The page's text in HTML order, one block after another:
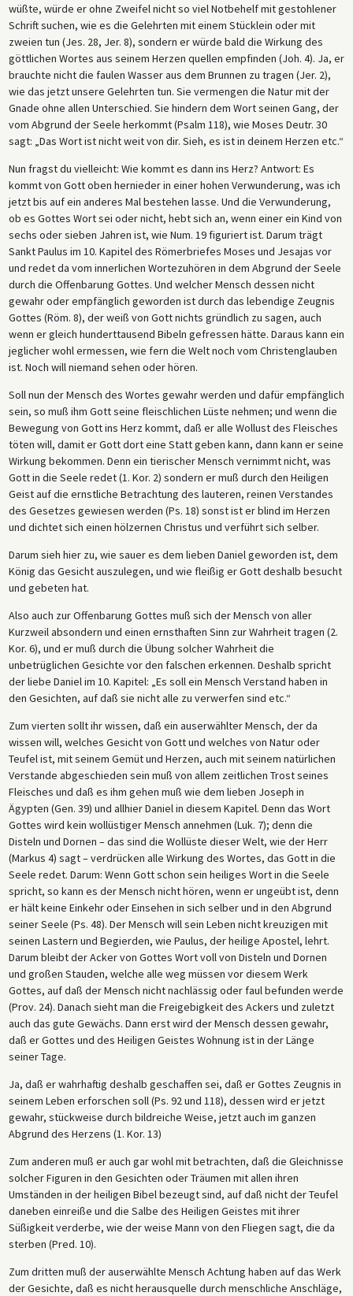
wüßte, würde er ohne Zweifel nicht so viel Notbehelf mit gestohlener
Schrift suchen, wie es die Gelehrten mit einem Stücklein oder mit
zweien tun (Jes. 28, Jer. 8), sondern er würde bald die Wirkung des
göttlichen Wortes aus seinem Herzen quellen empfinden (Joh. 4). Ja, er
brauchte nicht die faulen Wasser aus dem Brunnen zu tragen (Jer. 2),
wie das jetzt unsere Gelehrten tun. Sie vermengen die Natur mit der
Gnade ohne allen Unterschied. Sie hindern dem Wort seinen Gang, der
vom Abgrund der Seele herkommt (Psalm 118), wie Moses Deutr. 30
sagt: „Das Wort ist nicht weit von dir. Sieh, es ist in deinem Herzen etc.“
Nun fragst du vielleicht: Wie kommt es dann ins Herz? Antwort: Es
kommt von Gott oben hernieder in einer hohen Verwunderung, was ich
jetzt bis auf ein anderes Mal bestehen lasse. Und die Verwunderung,
ob es Gottes Wort sei oder nicht, hebt sich an, wenn einer ein Kind von
sechs oder sieben Jahren ist, wie Num. 19 figuriert ist. Darum trägt
Sankt Paulus im 10. Kapitel des Römerbriefes Moses und Jesajas vor
und redet da vom innerlichen Wortezuhören in dem Abgrund der Seele
durch die Offenbarung Gottes. Und welcher Mensch dessen nicht
gewahr oder empfänglich geworden ist durch das lebendige Zeugnis
Gottes (Röm. 8), der weiß von Gott nichts gründlich zu sagen, auch
wenn er gleich hunderttausend Bibeln gefressen hätte. Daraus kann ein
jeglicher wohl ermessen, wie fern die Welt noch vom Christenglauben
ist. Noch will niemand sehen oder hören.
Soll nun der Mensch des Wortes gewahr werden und dafür empfänglich
sein, so muß ihm Gott seine fleischlichen Lüste nehmen; und wenn die
Bewegung von Gott ins Herz kommt, daß er alle Wollust des Fleisches
töten will, damit er Gott dort eine Statt geben kann, dann kann er seine
Wirkung bekommen. Denn ein tierischer Mensch vernimmt nicht, was
Gott in die Seele redet (1. Kor. 2) sondern er muß durch den Heiligen
Geist auf die ernstliche Betrachtung des lauteren, reinen Verstandes
des Gesetzes gewiesen werden (Ps. 18) sonst ist er blind im Herzen
und dichtet sich einen hölzernen Christus und verführt sich selber.
Darum sieh hier zu, wie sauer es dem lieben Daniel geworden ist, dem
König das Gesicht auszulegen, und wie fleißig er Gott deshalb besucht
und gebeten hat.
Also auch zur Offenbarung Gottes muß sich der Mensch von aller
Kurzweil absondern und einen ernsthaften Sinn zur Wahrheit tragen (2.
Kor. 6), und er muß durch die Übung solcher Wahrheit die
unbetrüglichen Gesichte vor den falschen erkennen. Deshalb spricht
der liebe Daniel im 10. Kapitel: „Es soll ein Mensch Verstand haben in
den Gesichten, auf daß sie nicht alle zu verwerfen sind etc.“
Zum vierten sollt ihr wissen, daß ein auserwählter Mensch, der da
wissen will, welches Gesicht von Gott und welches von Natur oder
Teufel ist, mit seinem Gemüt und Herzen, auch mit seinem natürlichen
Verstande abgeschieden sein muß von allem zeitlichen Trost seines
Fleisches und daß es ihm gehen muß wie dem lieben Joseph in
Ägypten (Gen. 39) und allhier Daniel in diesem Kapitel. Denn das Wort
Gottes wird kein wollüstiger Mensch annehmen (Luk. 7); denn die
Disteln und Dornen – das sind die Wollüste dieser Welt, wie der Herr
(Markus 4) sagt – verdrücken alle Wirkung des Wortes, das Gott in die
Seele redet. Darum: Wenn Gott schon sein heiliges Wort in die Seele
spricht, so kann es der Mensch nicht hören, wenn er ungeübt ist, denn
er hält keine Einkehr oder Einsehen in sich selber und in den Abgrund
seiner Seele (Ps. 48). Der Mensch will sein Leben nicht kreuzigen mit
seinen Lastern und Begierden, wie Paulus, der heilige Apostel, lehrt.
Darum bleibt der Acker von Gottes Wort voll von Disteln und Dornen
und großen Stauden, welche alle weg müssen vor diesem Werk
Gottes, auf daß der Mensch nicht nachlässig oder faul befunden werde
(Prov. 24). Danach sieht man die Freigebigkeit des Ackers und zuletzt
auch das gute Gewächs. Dann erst wird der Mensch dessen gewahr,
daß er Gottes und des Heiligen Geistes Wohnung ist in der Länge
seiner Tage.
Ja, daß er wahrhaftig deshalb geschaffen sei, daß er Gottes Zeugnis in
seinem Leben erforschen soll (Ps. 92 und 118), dessen wird er jetzt
gewahr, stückweise durch bildreiche Weise, jetzt auch im ganzen
Abgrund des Herzens (1. Kor. 13)
Zum anderen muß er auch gar wohl mit betrachten, daß die Gleichnisse
solcher Figuren in den Gesichten oder Träumen mit allen ihren
Umständen in der heiligen Bibel bezeugt sind, auf daß nicht der Teufel
daneben einreiße und die Salbe des Heiligen Geistes mit ihrer
Süßigkeit verderbe, wie der weise Mann von den Fliegen sagt, die da
sterben (Pred. 10).
Zum dritten muß der auserwählte Mensch Achtung haben auf das Werk
der Gesichte, daß es nicht herausquelle durch menschliche Anschläge,